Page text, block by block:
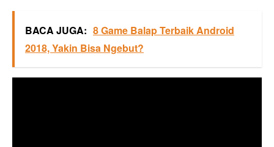
BACA JUGA: 8 Game Balap Terbaik Android
2018, Yakin Bisa Ngebut?